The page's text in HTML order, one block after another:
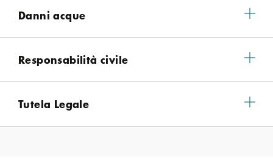
Danni acque
Responsabilità civile
Tutela Legale